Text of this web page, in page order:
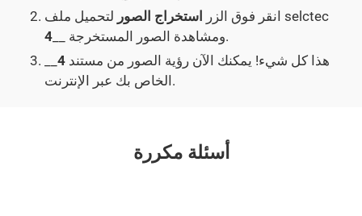
انقر فوق الزر
استخراج الصور
لتحميل ملف selctec
4
__ ومشاهدة الصور المستخرجة.
هذا كل شيء! يمكنك الآن رؤية الصور من مستند 4
الخاص بك عبر الإنترنت.
أسئلة مكررة